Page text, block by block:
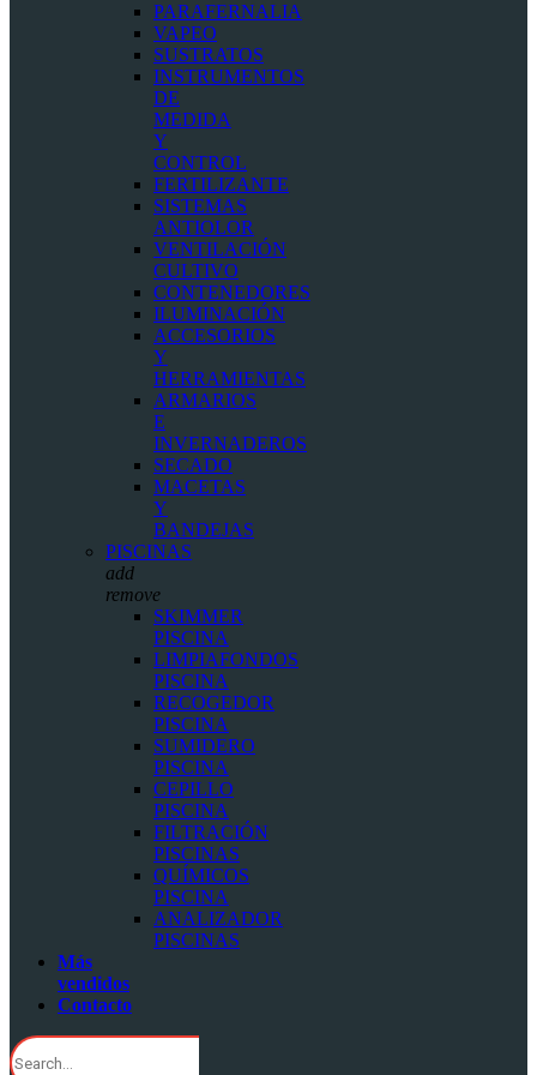
PARAFERNALIA
VAPEO
SUSTRATOS
INSTRUMENTOS
DE
MEDIDA
Y
CONTROL
FERTILIZANTE
SISTEMAS
ANTIOLOR
VENTILACIÓN
CULTIVO
CONTENEDORES
ILUMINACIÓN
ACCESORIOS
Y
HERRAMIENTAS
ARMARIOS
E
INVERNADEROS
SECADO
MACETAS
Y
BANDEJAS
PISCINAS
add
remove
SKIMMER
PISCINA
LIMPIAFONDOS
PISCINA
RECOGEDOR
PISCINA
SUMIDERO
PISCINA
CEPILLO
PISCINA
FILTRACIÓN
PISCINAS
QUÍMICOS
PISCINA
ANALIZADOR
PISCINAS
Más
vendidos
Contacto